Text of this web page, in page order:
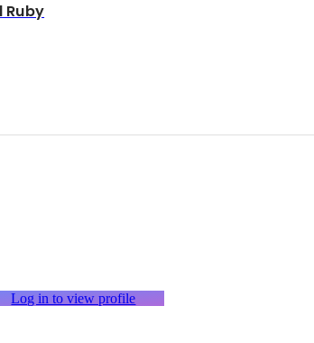
Ruby
Log in to view profile